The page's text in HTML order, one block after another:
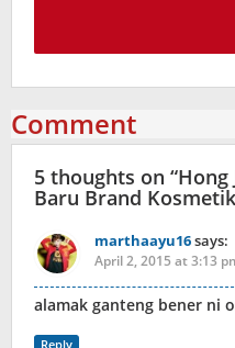
Comment
5 thoughts on “Hong
Baru Brand
marthaayu16says:
April 2, 2015 at 3:13
alamak ganteng bener ni
Reply